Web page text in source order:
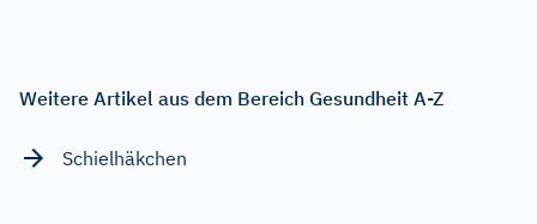
Weitere Artikel aus dem Bereich Gesundheit A-Z
Schielhäkchen